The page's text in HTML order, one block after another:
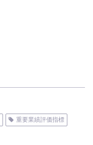
重要業績評価指標